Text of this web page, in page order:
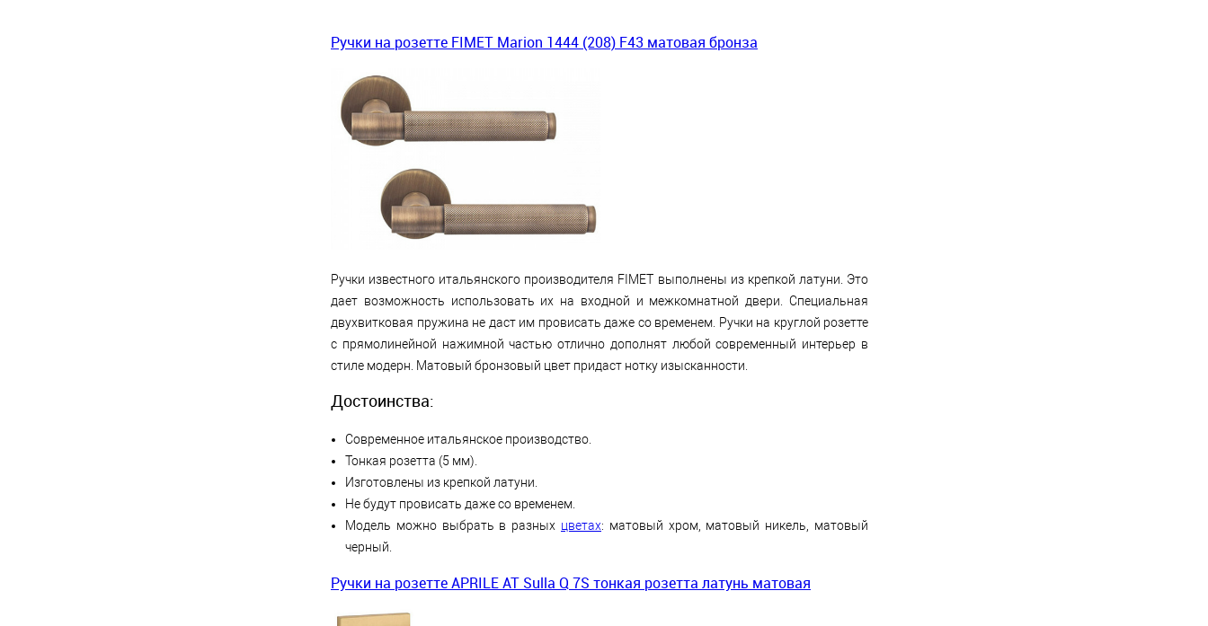
Ручки на розетте FIMET Marion 1444 (208) F43 матовая бронза
Ручки известного итальянского производителя FIMET выполнены из крепкой латуни. Это
дает возможность использовать их на входной и межкомнатной двери. Специальная
двухвитковая пружина не даст им провисать даже со временем. Ручки на круглой розетте
с прямолинейной нажимной частью отлично дополнят любой современный интерьер в
стиле модерн. Матовый бронзовый цвет придаст нотку изысканности.
Достоинства:
Современное итальянское производство.
Тонкая розетта (5 мм).
Изготовлены из крепкой латуни.
Не будут провисать даже со временем.
Модель можно выбрать в разных цветах: матовый хром, матовый никель, матовый
черный.
Ручки на розетте APRILE AT Sulla Q 7S тонкая розетта латунь матовая